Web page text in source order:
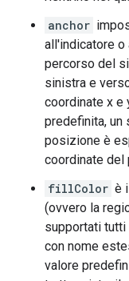
anchor
all'indicatore o
percorso del
sinistra e
coordinate x e
predefinita, un
posizione è
coordinate del
fillColor è
(ovvero la
supportati tutti
con nome
valore